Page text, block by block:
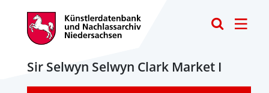
Sir Selwyn Selwyn Clark Market I